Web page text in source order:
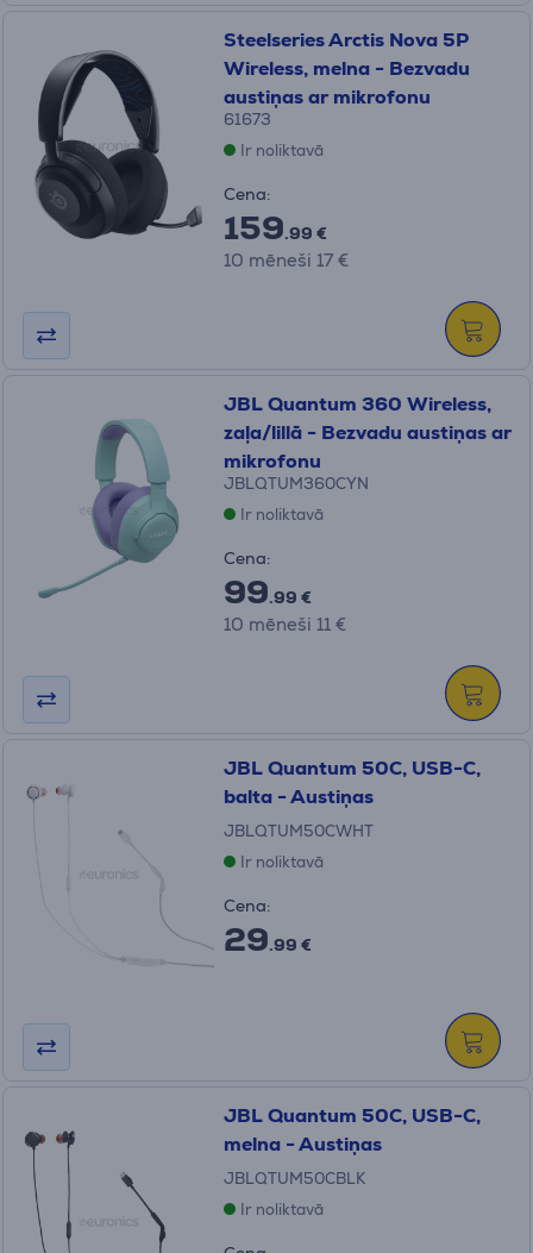
Steelseries Arctis Nova 5P
Wireless, melna - Bezvadu
austiņas ar mikrofonu
61673
Ir noliktavā
Cena:
159.99 €
10 mēneši 17 €
JBL Quantum 360 Wireless,
zaļa/lillā - Bezvadu austiņas ar
mikrofonu
JBLQTUM360CYN
Ir noliktavā
Cena:
99.99 €
10 mēneši 11 €
JBL Quantum 50C, USB-C,
balta - Austiņas
JBLQTUM50CWHT
Ir noliktavā
Cena:
29.99 €
JBL Quantum 50C, USB-C,
melna - Austiņas
JBLQTUM50CBLK
Ir noliktavā